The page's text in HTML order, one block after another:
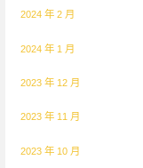
2024 年 2 月
2024 年 1 月
2023 年 12 月
2023 年 11 月
2023 年 10 月